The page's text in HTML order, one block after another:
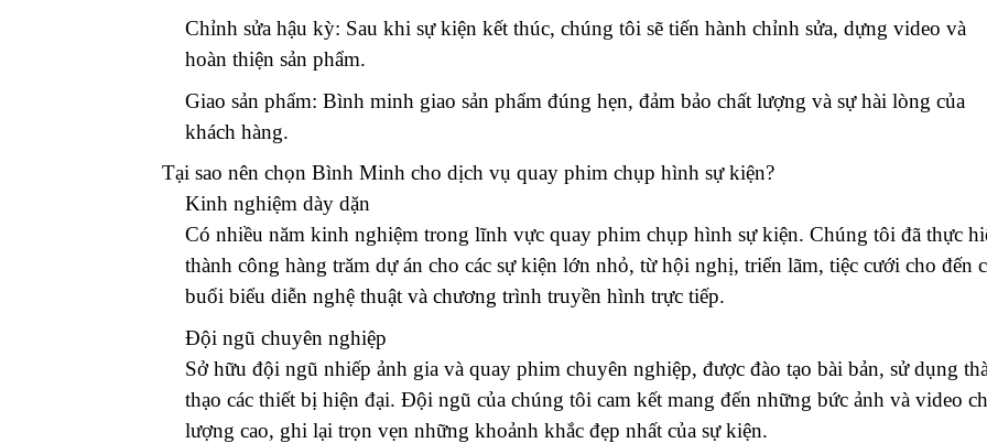
Chỉnh sửa hậu kỳ: Sau khi sự kiện kết thúc, chúng tôi sẽ tiến hành chỉnh sửa, dựng video và
hoàn thiện sản phẩm.
Giao sản phẩm: Bình minh giao sản phẩm đúng hẹn, đảm bảo chất lượng và sự hài lòng của
khách hàng.
Tại sao nên chọn Bình Minh cho dịch vụ quay phim chụp hình sự kiện?
Kinh nghiệm dày dặn
Có nhiều năm kinh nghiệm trong lĩnh vực quay phim chụp hình sự kiện. Chúng tôi đã thực
thành công hàng trăm dự án cho các sự kiện lớn nhỏ, từ hội nghị, triển lãm, tiệc cưới cho đến
buổi biểu diễn nghệ thuật và chương trình truyền hình trực tiếp.
Đội ngũ chuyên nghiệp
Sở hữu đội ngũ nhiếp ảnh gia và quay phim chuyên nghiệp, được đào tạo bài bản, sử dụng
thạo các thiết bị hiện đại. Đội ngũ của chúng tôi cam kết mang đến những bức ảnh và video
lượng cao, ghi lại trọn vẹn những khoảnh khắc đẹp nhất của sự kiện.